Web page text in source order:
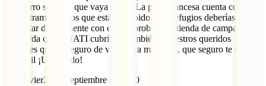
con perro siempre que vaya atado. La parte francesa cuenta con
varios tramos en los que está prohibido. Los refugios deberías
consultar directamente con ellos o probar con tienda de campaña.
Recuerda que en IATI cubrimos también a nuestros queridos
animales que el Seguro de viaje para mascotas, que seguro te será
muy útil ¡Un saludo!
Elis Javier28 de septiembre de 2020